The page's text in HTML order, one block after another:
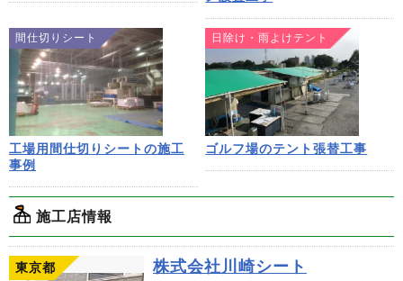
間仕切りシート
工場用間仕切りシートの施工
事例
日除け・雨よけテント
ゴルフ場のテント張替工事
施工店情報
東京都 株式会社川崎シート